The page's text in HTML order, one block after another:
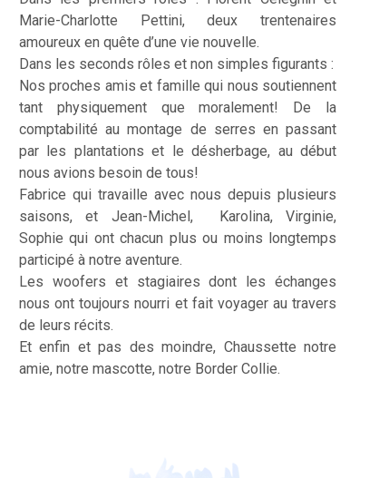
Marie-Charlotte Pettini, deux trentenaires
amoureux en quête d’une vie nouvelle.
Dans les seconds rôles et non simples figurants :
Nos proches amis et famille qui nous soutiennent
tant physiquement que moralement! De la
comptabilité au montage de serres en passant
par les plantations et le désherbage, au début
nous avions besoin de tous!
Fabrice qui travaille avec nous depuis plusieurs
saisons, et Jean-Michel, Karolina, Virginie,
Sophie qui ont chacun plus ou moins longtemps
participé à notre aventure.
Les woofers et stagiaires dont les échanges
nous ont toujours nourri et fait voyager au travers
de leurs récits.
Et enfin et pas des moindre, Chaussette notre
amie, notre mascotte, notre Border Collie.